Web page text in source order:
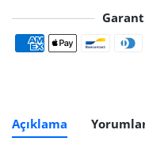
Açıklama